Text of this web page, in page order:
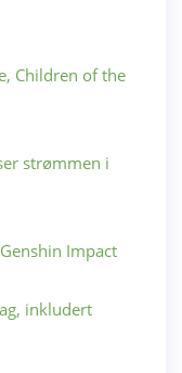
Children of the
strømmen i
Impact
inkludert